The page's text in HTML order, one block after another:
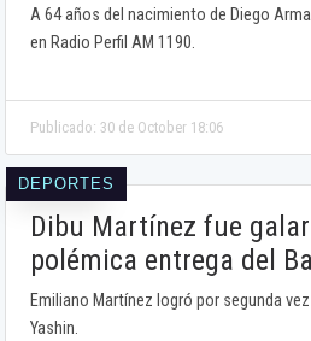
A 64 años del nacimiento de Diego
en Radio Perfil AM 1190.
Publicado: 30 de October 18:06
DEPORTES
Dibu Martínez fue
polémica entrega del
Emiliano Martínez logró por segunda
Yashin.